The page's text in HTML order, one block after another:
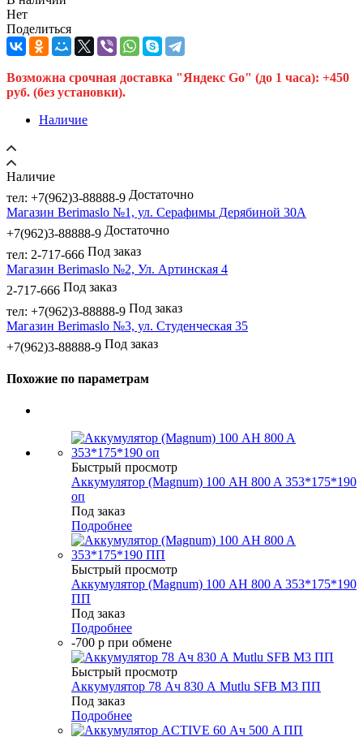
Нет
Поделиться
Возможна срочная доставка "Яндекс Go" (до 1 часа): +450
руб. (без установки).
Наличие
Наличие
тел: +7(962)3-88888-9 Достаточно
Магазин Berimaslo №1, ул. Серафимы Дерябиной 30А
+7(962)3-88888-9 Достаточно
тел: 2-717-666 Под заказ
Магазин Berimaslo №2, Ул. Артинская 4
2-717-666 Под заказ
тел: +7(962)3-88888-9 Под заказ
Магазин Berimaslo №3, ул. Студенческая 35
+7(962)3-88888-9 Под заказ
Похожие по параметрам
Быстрый просмотр
Аккумулятор (Magnum) 100 AH 800 A 353*175*190
оп
Под заказ
Подробнее
Быстрый просмотр
Аккумулятор (Magnum) 100 AH 800 A 353*175*190
ПП
Под заказ
Подробнее
-700 р при обмене
Быстрый просмотр
Аккумулятор 78 Ач 830 А Mutlu SFB M3 ПП
Под заказ
Подробнее